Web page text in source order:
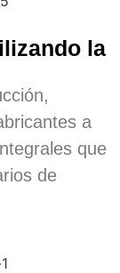
la
a
que
de